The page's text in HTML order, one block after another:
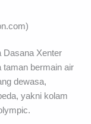
Dasana Xenter
taman bermain air
dewasa,
yakni kolam